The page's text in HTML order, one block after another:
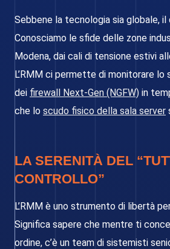
Sebbene la tecnologia sia globale,
Conosciamo le sfide delle zone
Modena, dai cali di tensione estivi
L’RMM ci permette di monitorare
dei firewall Next-Gen (NGFW) in
che lo scudo fisico della sala server
LA SERENITÀ DEL
CONTROLLO”
L’RMM è uno strumento di libertà
Significa sapere che mentre ti
ordine, c’è un team di sistemisti